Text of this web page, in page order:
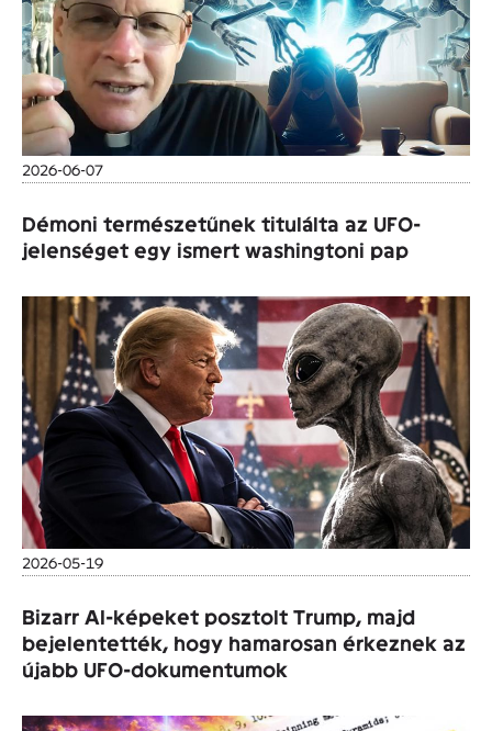
2026-06-07
Démoni természetűnek titulálta az UFO-
jelenséget egy ismert washingtoni pap
2026-05-19
Bizarr AI-képeket posztolt Trump, majd
bejelentették, hogy hamarosan érkeznek az
újabb UFO-dokumentumok